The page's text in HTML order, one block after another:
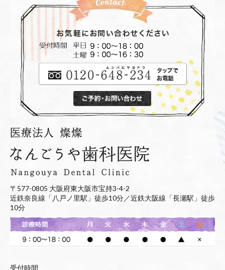
〒577-0805 大阪府東大阪市宝持3-4-2
近鉄奈良線「八戸ノ里駅」徒歩10分／近鉄大阪線「長瀬駅」徒歩
10分
受付時間